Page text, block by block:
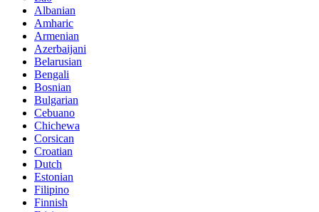
Albanian
Amharic
Armenian
Azerbaijani
Belarusian
Bengali
Bosnian
Bulgarian
Cebuano
Chichewa
Corsican
Croatian
Dutch
Estonian
Filipino
Finnish